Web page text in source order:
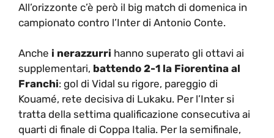
All’orizzonte c’è però il big match di domenica in
campionato contro l’Inter di Antonio Conte.
Anche i nerazzurri hanno superato gli ottavi ai
supplementari, battendo 2-1 la Fiorentina al
Franchi: gol di Vidal su rigore, pareggio di
Kouamé, rete decisiva di Lukaku. Per l’Inter si
tratta della settima qualificazione consecutiva ai
quarti di finale di Coppa Italia. Per la semifinale,